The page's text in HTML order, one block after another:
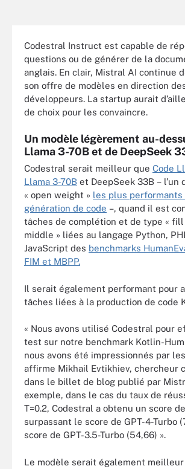
Codestral Instruct est capable de
questions ou de générer de la
anglais. En clair, Mistral AI continue
son offre de modèles en direction
développeurs. La startup aurait
de choix pour les convaincre.
Un modèle légèrement au-
Llama 3-70B et de DeepSeek
Codestral serait meilleur que Code
Llama 3-70B et DeepSeek 33B – l’un
« open weight » les plus performants
génération de code –, quand il est
tâches de complétion et de type «
middle » liées au langage Python,
JavaScript des benchmarks
FIM et MBPP.
Il serait également performant pour
tâches liées à la production de code
« Nous avons utilisé Codestral pour
test sur notre benchmark Kotlin-
nous avons été impressionnés par
affirme Mikhail Evtikhiev, chercheur
dans le billet de blog publié par
exemple, dans le cas du taux de
T=0.2, Codestral a obtenu un score
surpassant le score de GPT-4-Turbo
score de GPT-3.5-Turbo (54,66) ».
Le modèle serait également meilleur